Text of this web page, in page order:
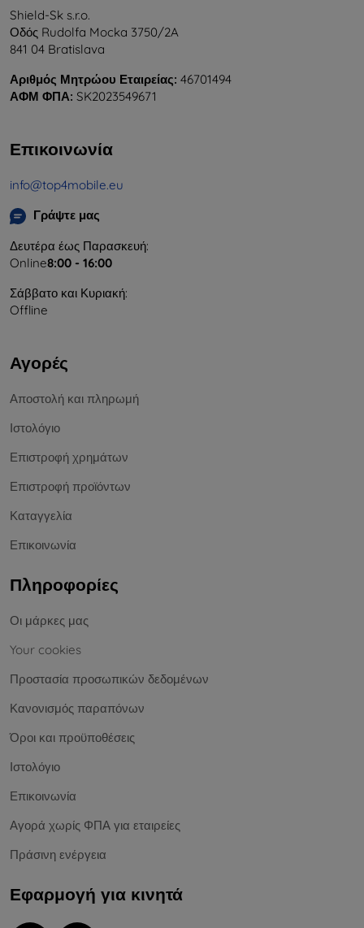
Shield-Sk s.r.o.
Οδός Rudolfa Mocka 3750/2A
841 04 Bratislava
Αριθμός Μητρώου Εταιρείας: 46701494
ΑΦΜ ΦΠΑ: SK2023549671
Επικοινωνία
info@top4mobile.eu
Γράψτε μας
Δευτέρα έως Παρασκευή:
Online8:00 - 16:00
Σάββατο και Κυριακή:
Offline
Αγορές
Αποστολή και πληρωμή
Ιστολόγιο
Επιστροφή χρημάτων
Επιστροφή προϊόντων
Καταγγελία
Επικοινωνία
Πληροφορίες
Οι μάρκες μας
Your cookies
Προστασία προσωπικών δεδομένων
Κανονισμός παραπόνων
Όροι και προϋποθέσεις
Ιστολόγιο
Επικοινωνία
Αγορά χωρίς ΦΠΑ για εταιρείες
Πράσινη ενέργεια
Εφαρμογή για κινητά